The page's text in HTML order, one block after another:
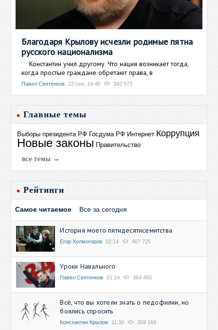
Благодаря Крылову исчезли родимые пятна
русского национализма
Константин учил другому. Что нация возникает тогда,
когда простые граждане обретают права, в
Павел Святенков 23 сен, 14:48 342 973
Главные темы
Выборы президента РФ Госдума РФ Интернет Коррупция
Новые законы Правительство
все темы →
Рейтинги
Самое читаемое Все за сегодня
История моего пятидесятисемитства
Егор Холмогоров 02:14 407 725
Уроки Навального
Павел Святенков 01:14 364 460
Всё, что вы хотели знать о педофилии, но
боялись спросить
Константин Крылов 11:30 359 169